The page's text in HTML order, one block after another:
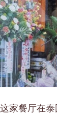
这家餐厅在